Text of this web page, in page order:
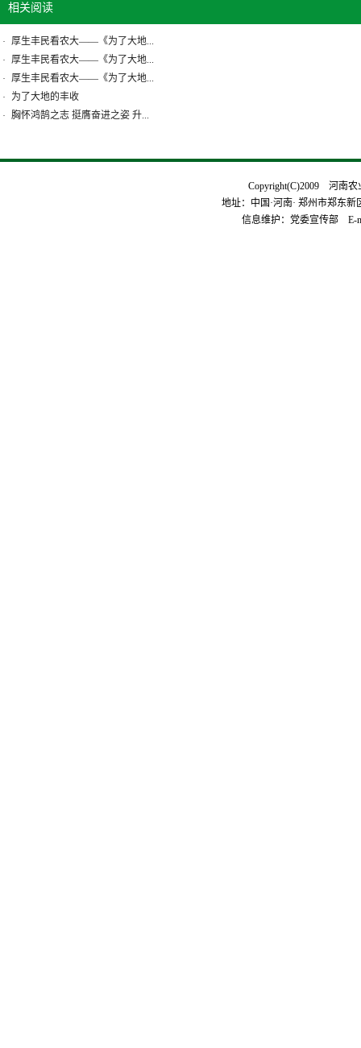
相关阅读
· 厚生丰民看农大——《为了大地...
· 厚生丰民看农大——《为了大地...
· 厚生丰民看农大——《为了大地...
·
为了大地的丰收
· 胸怀鸿鹄之志 挺膺奋进之姿 升...
Copyright(C)2009 河南
地址：中国·河南· 郑州市郑东
信息维护：党委宣传部 E-